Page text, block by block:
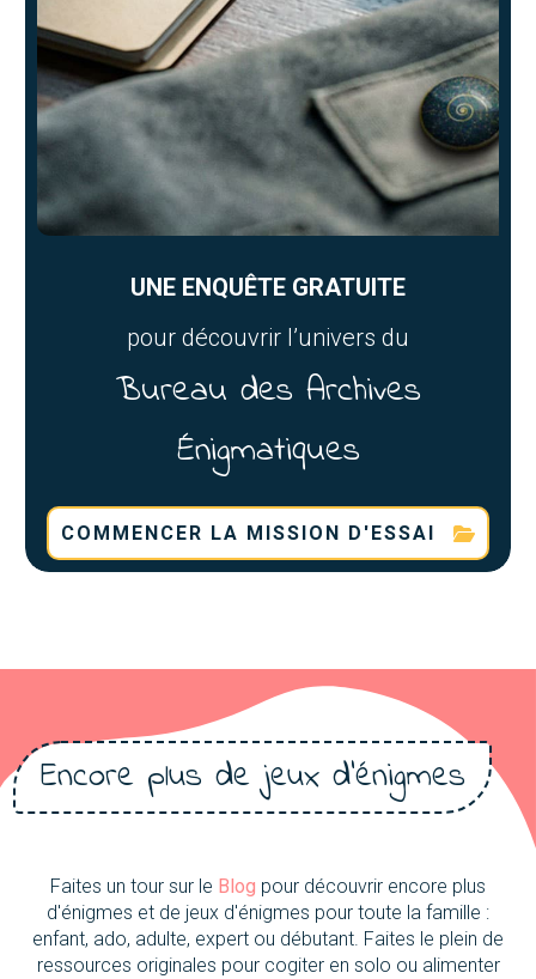
UNE ENQUÊTE GRATUITE
pour découvrir l’univers du
Bureau des Archives
Énigmatiques
COMMENCER LA MISSION D'ESSAI
Encore plus de jeux d'énigmes
Faites un tour sur le Blog pour découvrir encore plus
d'énigmes et de jeux d'énigmes pour toute la famille :
enfant, ado, adulte, expert ou débutant. Faites le plein de
ressources originales pour cogiter en solo ou alimenter